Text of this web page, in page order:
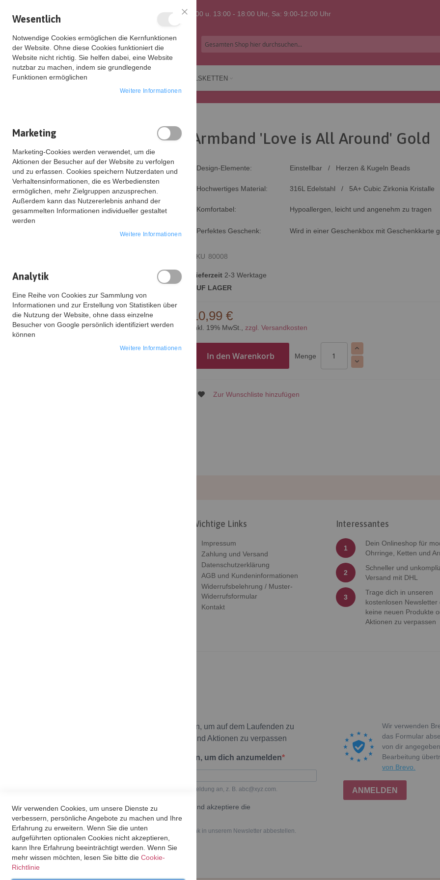
Zum
springen
+49 (0) 5121 873 6219 Mo-Fr: 9:00 - 12:00 u. 13:00 - 18:00 Uhr, Sa: 9:00-12:00 Uhr
OHRRINGE HALSKETTEN
Zum
der
Bildgalerie
springen
Zum
Anfang
Armband 'Love is All Around' Gold
Design-Elemente: Einstellbar / Herzen & Kugeln Beads
Hochwertiges Material: 316L Edelstahl / 5A+ Cubic Zirkonia Kristalle
Komfortabel: Hypoallergen, leicht und angenehm zu tragen
Perfektes Geschenk: Wird in einer Geschenkbox mit Geschenkkarte
SKU 80008
Lieferzeit 2-3 Werktage
AUF LAGER
10,99 €
Inkl. 19% MwSt., zzgl. Versandkosten
Menge
In den Warenkorb
Zur Wunschliste hinzufügen
Wichtige Links
Impressum
Zahlung und Versand
Datenschutzerklärung
AGB und Kundeninformationen
Widerrufsbelehrung / Muster-
Widerrufsformular
Kontakt
Interessantes
1
Dein Onlineshop für
Ohrringe, Ketten und
2
Schneller und
Versand mit DHL
3
Trage dich in unseren
kostenlosen Newsletter
keine neuen Produkte
Aktionen zu verpassen
Melde dich zu unserem Newsletter an, um auf dem Laufenden zu
bleiben und keine neuen Angebote und Aktionen zu verpassen
Trage hier deine E-Mail-Adresse ein, um dich anzumelden
Geben Sie bitte Ihre E-Mail-Adresse für die Anmeldung an, z. B. abc@xyz.com.
Ich möchte den Newsletter erhalten und akzeptiere die
Datenschutzerklärung.
Du kannst den Newsletter jederzeit über den Link in unserem Newsletter abbestellen.
Wir verwenden
das Formular
von dir
Bearbeitung
von Brevo.
ANMELDEN
Wesentlich
Notwendige Cookies ermöglichen die Kernfunktionen
der Website. Ohne diese Cookies funktioniert die
Website nicht richtig. Sie helfen dabei, eine Website
nutzbar zu machen, indem sie grundlegende
Funktionen ermöglichen
Weitere Informationen
Marketing
Marketing-Cookies werden verwendet, um die
Aktionen der Besucher auf der Website zu verfolgen
und zu erfassen. Cookies speichern Nutzerdaten und
Verhaltensinformationen, die es Werbediensten
ermöglichen, mehr Zielgruppen anzusprechen.
Außerdem kann das Nutzererlebnis anhand der
gesammelten Informationen individueller gestaltet
werden
Weitere Informationen
Analytik
Eine Reihe von Cookies zur Sammlung von
Informationen und zur Erstellung von Statistiken über
die Nutzung der Website, ohne dass einzelne
Besucher von Google persönlich identifiziert werden
können
Weitere Informationen
Wir verwenden Cookies, um unsere Dienste zu
verbessern, persönliche Angebote zu machen und Ihre
Erfahrung zu erweitern. Wenn Sie die unten
aufgeführten optionalen Cookies nicht akzeptieren,
kann Ihre Erfahrung beeinträchtigt werden. Wenn Sie
mehr wissen möchten, lesen Sie bitte die Cookie-
Richtlinie